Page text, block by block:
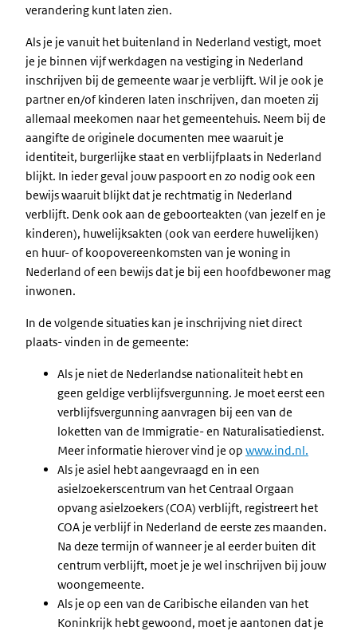
verandering kunt laten zien.
Als je je vanuit het buitenland in Nederland vestigt, moet
je je binnen vijf werkdagen na vestiging in Nederland
inschrijven bij de gemeente waar je verblijft. Wil je ook je
partner en/of kinderen laten inschrijven, dan moeten zij
allemaal meekomen naar het gemeentehuis. Neem bij de
aangifte de originele documenten mee waaruit je
identiteit, burgerlijke staat en verblijfplaats in Nederland
blijkt. In ieder geval jouw paspoort en zo nodig ook een
bewijs waaruit blijkt dat je rechtmatig in Nederland
verblijft. Denk ook aan de geboorteakten (van jezelf en je
kinderen), huwelijksakten (ook van eerdere huwelijken)
en huur- of koopovereenkomsten van je woning in
Nederland of een bewijs dat je bij een hoofdbewoner mag
inwonen.
In de volgende situaties kan je inschrijving niet direct
plaats- vinden in de gemeente:
Als je niet de Nederlandse nationaliteit hebt en
geen geldige verblijfsvergunning. Je moet eerst een
verblijfsvergunning aanvragen bij een van de
loketten van de Immigratie- en Naturalisatiedienst.
Meer informatie hierover vind je op www.ind.nl.
Als je asiel hebt aangevraagd en in een
asielzoekerscentrum van het Centraal Orgaan
opvang asielzoekers (COA) verblijft, registreert het
COA je verblijf in Nederland de eerste zes maanden.
Na deze termijn of wanneer je al eerder buiten dit
centrum verblijft, moet je je wel inschrijven bij jouw
woongemeente.
Als je op een van de Caribische eilanden van het
Koninkrijk hebt gewoond, moet je aantonen dat je